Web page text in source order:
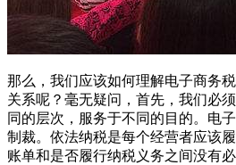
那么，我们应该如何理解电子商务
关系呢？毫无疑问，首先，我们必
同的层次，服务于不同的目的。电
制裁。依法纳税是每个经营者应该
账单和是否履行纳税义务之间没有